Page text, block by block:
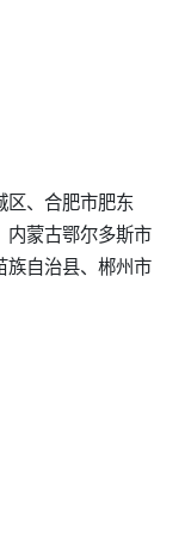
区、合肥市肥东
内蒙古鄂尔多斯市
族自治县、郴州市